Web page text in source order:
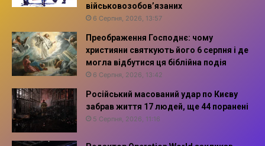
військовозобов’язаних
6 Серпня, 2026, 13:57
Преображення Господнє: чому
християни святкують його 6 серпня і де
могла відбутися ця біблійна подія
6 Серпня, 2026, 13:42
Російський масований удар по Києву
забрав життя 17 людей, ще 44 поранені
5 Серпня, 2026, 11:16